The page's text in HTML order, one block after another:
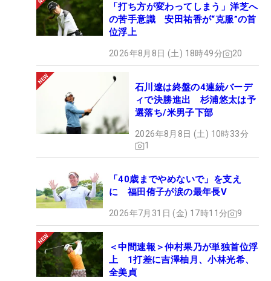
「打ち方が変わってしまう」洋芝へ
の苦手意識 安田祐香が“克服”の首
位浮上
2026年8月8日 (土) 18時49分 20
石川遼は終盤の4連続バーデ
ィで決勝進出 杉浦悠太は予
選落ち/米男子下部
2026年8月8日 (土) 10時33分
1
「40歳までやめないで」を支え
に 福田侑子が涙の最年長V
2026年7月31日 (金) 17時11分 9
＜中間速報＞仲村果乃が単独首位浮
上 1打差に吉澤柚月、小林光希、
全美貞